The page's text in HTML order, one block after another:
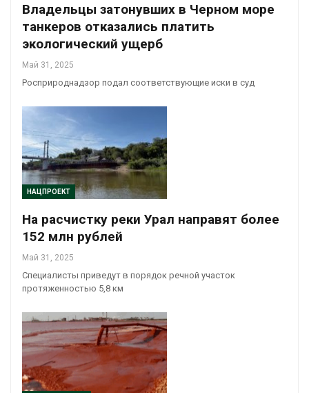
Владельцы затонувших в Черном море
танкеров отказались платить
экологический ущерб
Май 31, 2025
Росприроднадзор подал соответствующие иски в суд
НАЦПРОЕКТ
На расчистку реки Урал направят более
152 млн рублей
Май 31, 2025
Специалисты приведут в порядок речной участок
протяженностью 5,8 км